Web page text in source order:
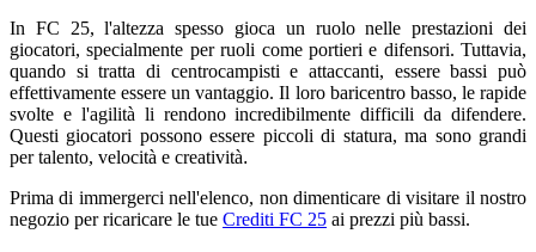
In FC 25, l'altezza spesso gioca un ruolo nelle prestazioni dei
giocatori, specialmente per ruoli come portieri e difensori. Tuttavia,
quando si tratta di centrocampisti e attaccanti, essere bassi può
effettivamente essere un vantaggio. Il loro baricentro basso, le rapide
svolte e l'agilità li rendono incredibilmente difficili da difendere.
Questi giocatori possono essere piccoli di statura, ma sono grandi
per talento, velocità e creatività.
Prima di immergerci nell'elenco, non dimenticare di visitare il nostro
negozio per ricaricare le tue Crediti FC 25 ai prezzi più bassi.